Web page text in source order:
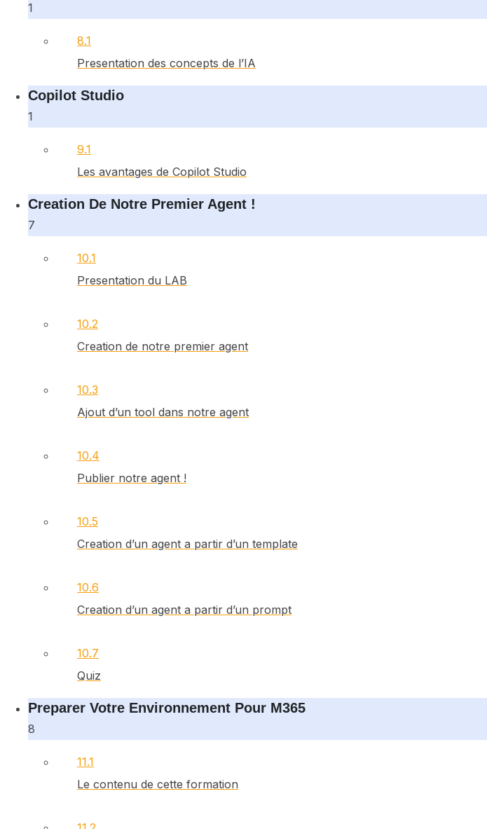
1
8.1
Presentation des concepts de l’IA
Copilot Studio
1
9.1
Les avantages de Copilot Studio
Creation De Notre Premier Agent !
7
10.1
Presentation du LAB
10.2
Creation de notre premier agent
10.3
Ajout d’un tool dans notre agent
10.4
Publier notre agent !
10.5
Creation d’un agent a partir d’un template
10.6
Creation d’un agent a partir d’un prompt
10.7
Quiz
Preparer Votre Environnement Pour M365
8
11.1
Le contenu de cette formation